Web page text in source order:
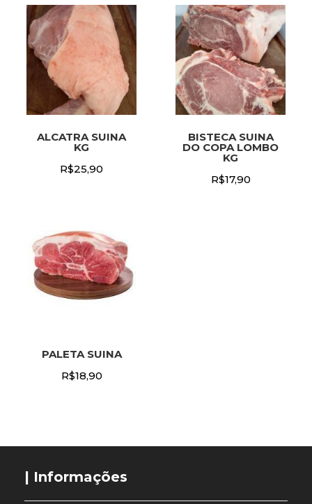
ALCATRA SUINA
KG
R$25,90
BISTECA SUINA
DO COPA LOMBO
KG
R$17,90
PALETA SUINA
R$18,90
| Informações